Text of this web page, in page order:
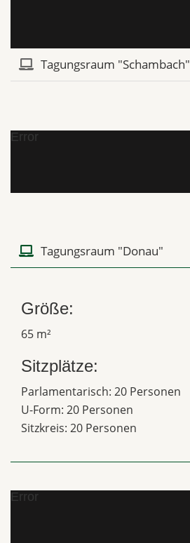
Tagungsraum "Schambach"
Error
Tagungsraum "Donau"
Größe:
65 m²
Sitzplätze:
Parlamentarisch: 20 Personen
U-Form: 20 Personen
Sitzkreis: 20 Personen
Error